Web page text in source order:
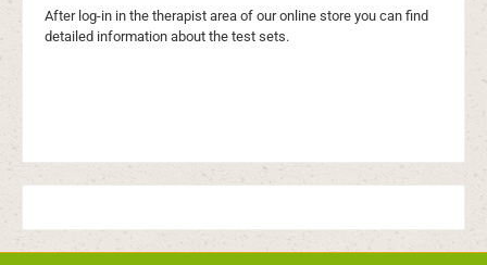
After log-in in the therapist area of our online store you can find
detailed information about the test sets.